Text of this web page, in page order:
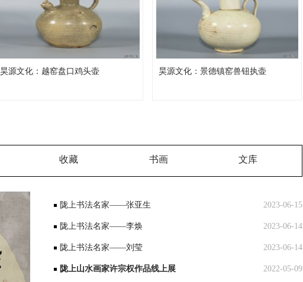
昊源文化：越窑盘口鸡头壶 昊源文化：景德镇窑兽钮执壶
收藏 书画 文库
2023-06-15
陇上书法名家——张亚生
2023-06-14
陇上书法名家——李焕
2023-06-14
陇上书法名家——刘莹
2022-05-09
陇上山水画家许宗权作品线上展